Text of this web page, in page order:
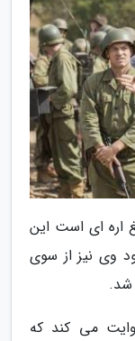
اره ای است این
وی نیز از سوی
شد.
می کند که